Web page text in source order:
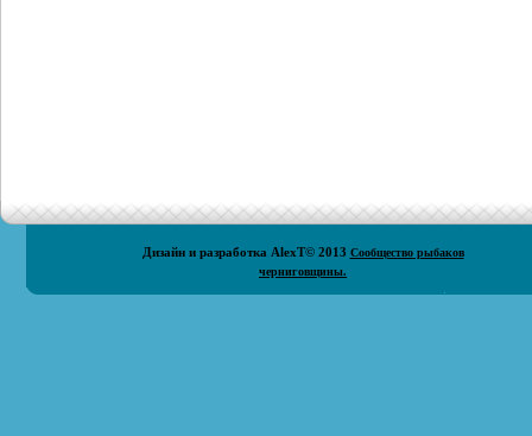
Дизайн и разработка AlexT© 2013 Сообщество рыбаков
черниговщины.